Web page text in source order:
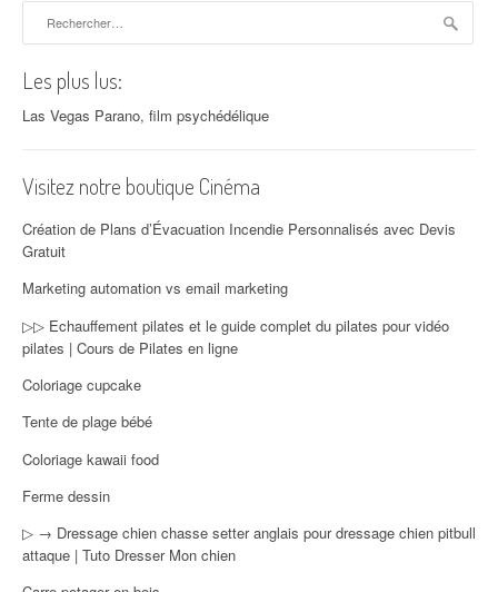
Les plus lus:
Las Vegas Parano, film psychédélique
Visitez notre boutique Cinéma
Création de Plans d’Évacuation Incendie Personnalisés avec Devis
Gratuit
Marketing automation vs email marketing
▷▷ Echauffement pilates et le guide complet du pilates pour vidéo
pilates | Cours de Pilates en ligne
Coloriage cupcake
Tente de plage bébé
Coloriage kawaii food
Ferme dessin
▷ → Dressage chien chasse setter anglais pour dressage chien pitbull
attaque | Tuto Dresser Mon chien